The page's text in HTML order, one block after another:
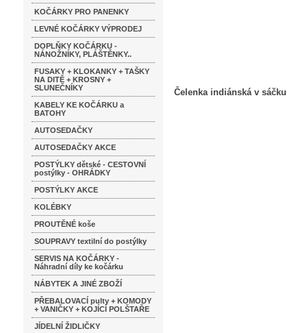
KOČÁRKY PRO PANENKY
LEVNÉ KOČÁRKY VÝPRODEJ
DOPLŇKY KOČÁRKU -
NÁNOŽNÍKY, PLÁŠTĚNKY..
FUSAKY + KLOKANKY + TAŠKY
NA DITĚ + KROSNY +
SLUNEČNÍKY
KABELY KE KOČÁRKU a
BATOHY
AUTOSEDAČKY
AUTOSEDAČKY AKCE
POSTÝLKY dětské - CESTOVNÍ
postýlky - OHRÁDKY
POSTÝLKY AKCE
KOLÉBKY
PROUTĚNÉ koše
SOUPRAVY textilní do postýlky
SERVIS NA KOČÁRKY -
Náhradní díly ke kočárku
NÁBYTEK A JINÉ ZBOŽÍ
PŘEBALOVACÍ pulty + KOMODY
+ VANIČKY + KOJÍCÍ POLŠTAŘE
JÍDELNÍ ŽIDLIČKY
Čelenka indiánská v sáčku